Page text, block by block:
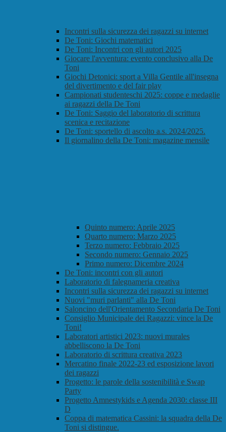
Incontri sulla sicurezza dei ragazzi su internet
De Toni: Giochi matematici
De Toni: Incontri con gli autori 2025
Giocare l'avventura: evento conclusivo alla De
Toni
Giochi Detonici: sport a Villa Gentile all'insegna
del divertimento e del fair play
Campionati studenteschi 2025: coppe e medaglie
ai ragazzi della De Toni
De Toni: Saggio del laboratorio di scrittura
scenica e recitazione
De Toni: sportello di ascolto a.s. 2024/2025.
Il giornalino della De Toni: magazine mensile
Quinto numero: Aprile 2025
Quarto numero: Marzo 2025
Terzo numero: Febbraio 2025
Secondo numero: Gennaio 2025
Primo numero: Dicembre 2024
De Toni: incontri con gli autori
Laboratorio di falegnameria creativa
Incontri sulla sicurezza dei ragazzi su internet
Nuovi "muri parlanti" alla De Toni
Saloncino dell'Orientamento Secondaria De Toni
Consiglio Municipale dei Ragazzi: vince la De
Toni!
Laboratori artistici 2023: nuovi murales
abbelliscono la De Toni
Laboratorio di scrittura creativa 2023
Mercatino finale 2022-23 ed esposizione lavori
dei ragazzi
Progetto: le parole della sostenibilità e Swap
Party
Progetto Amnestykids e Agenda 2030: classe III
D
Coppa di matematica Cassini: la squadra della De
Toni si distingue.